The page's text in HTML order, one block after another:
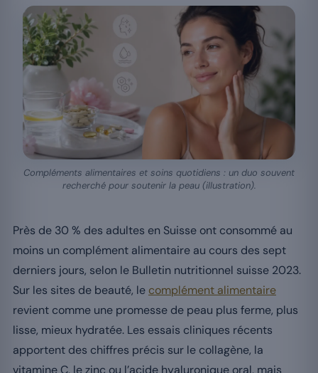
Compléments alimentaires et soins quotidiens : un duo souvent
recherché pour soutenir la peau (illustration).
Près de 30 % des adultes en Suisse ont consommé au
moins un complément alimentaire au cours des sept
derniers jours, selon le Bulletin nutritionnel suisse 2023.
Sur les sites de beauté, le complément alimentaire
revient comme une promesse de peau plus ferme, plus
lisse, mieux hydratée. Les essais cliniques récents
apportent des chiffres précis sur le collagène, la
vitamine C, le zinc ou l’acide hyaluronique oral, mais